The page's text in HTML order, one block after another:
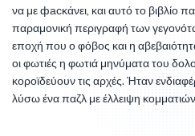
να με фасκάνει, και αυτό το βιβλίο
παραμονική περιγραφή των
εποχή που ο φόβος και η
οι φωτιές η φωτιά μηνύματα του
κοροϊδεύουν τις αρχές. Ήταν
λύσω ένα παζλ με έλλειψη